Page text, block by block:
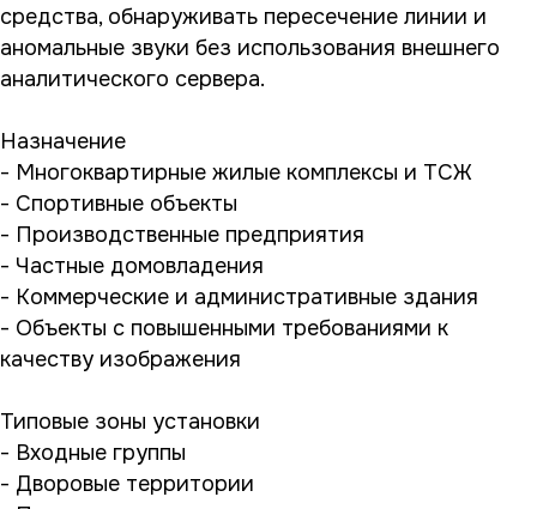
средства, обнаруживать пересечение линии и
аномальные звуки без использования внешнего
аналитического сервера.
Назначение
- Многоквартирные жилые комплексы и ТСЖ
- Спортивные объекты
- Производственные предприятия
- Частные домовладения
- Коммерческие и административные здания
- Объекты с повышенными требованиями к
качеству изображения
Типовые зоны установки
- Входные группы
- Дворовые территории